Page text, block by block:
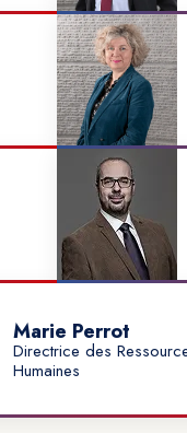
Marie Perrot
Directrice des
Humaines